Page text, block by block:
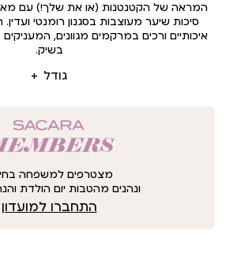
גודל
סיכות שיער מעוצבות בסגנון רומנטי
איכותיים ורכים במרקמים מגוונים, המעניקים
בשיק.
מצטרפים למשפחה
ונהנים מהטבות יום הולדת
התחברו למועדון